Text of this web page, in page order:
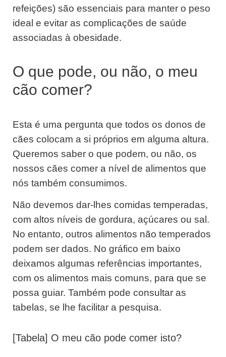
refeições) são essenciais para manter o peso
ideal e evitar as complicações de saúde
associadas à obesidade.
O que pode, ou não, o meu
cão comer?
Esta é uma pergunta que todos os donos de
cães colocam a si próprios em alguma altura.
Queremos saber o que podem, ou não, os
nossos cães comer a nível de alimentos que
nós também consumimos.
Não devemos dar-lhes comidas temperadas,
com altos níveis de gordura, açúcares ou sal.
No entanto, outros alimentos não temperados
podem ser dados. No gráfico em baixo
deixamos algumas referências importantes,
com os alimentos mais comuns, para que se
possa guiar. Também pode consultar as
tabelas, se lhe facilitar a pesquisa.
[Tabela] O meu cão pode comer isto?